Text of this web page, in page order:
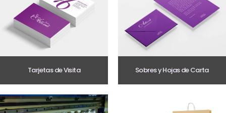
Tarjetas de Visita Sobres y Hojas de Carta